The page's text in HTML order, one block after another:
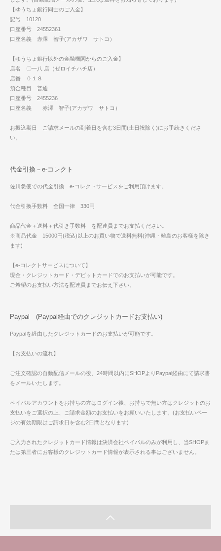
【ゆうちょ銀行同士のご入金】
記号 10120
口座番号 24552361
口座名義 赤澤 智子(アカザワ サトコ）
【ゆうちょ銀行以外の金融機関からのご入金】
店名 〇一八 店（ゼロイチハチ店）
店番 ０１８
預金種目 普通
口座番号 2455236
口座名義 赤澤 智子(アカザワ サトコ）
お振込期日 ご請求メールの到着日を含む3日間(土日祝除く)にお手続きくださ
い。
代金引換－e-コレクト
佐川急便での代金引換 e-コレクトサービスをご利用頂けます。
代金引換手数料 全国一律 330円
商品代金＋送料＋代引き手数料 を配達員までお支払ください。
※商品代金 15000円(税込)以上のお買い物で送料無料(沖縄・離島のお客様を除き
ます)
【e-コレクトサービスについて】
現金・クレジットカード・デビットカードでのお支払いが可能です。
ご希望のお支払い方法を配達員までお伝え下さい。
Paypal (Paypal経由でのクレジットカードお支払い)
Paypalを経由したクレジットカードのお支払いが可能です。
【お支払いの流れ】
ご注文確認の自動配信メールの後、24時間以内にSHOPよりPaypal経由にて請求書
をメールいたします。
ペイパルアカウントをお持ちの方はログイン後、お持ちで無い方はクレジットのお
支払いをご選択の上、ご請求金額のお支払いをお願いいたします。(お支払いペー
ジの有効期限はご請求日を含む2日間となります)
ご入力されたクレジットカード情報は決済会社ペイパルのみが利用し、当SHOPま
たは第三者にお客様のクレジットカード情報が表示される事はございません。